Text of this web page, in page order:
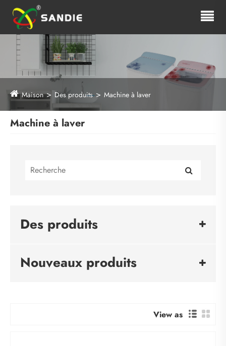
Maison Des produits Machine à laver
Machine à laver
Des produits
Nouveaux produits
View as